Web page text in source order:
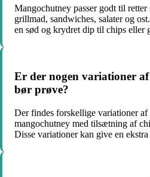
Mangochutney passer godt til
grillmad, sandwiches, salater og
en sød og krydret dip til chips eller
Er der nogen variationer
bør prøve?
Der findes forskellige variationer af
mangochutney med tilsætning af
Disse variationer kan give en